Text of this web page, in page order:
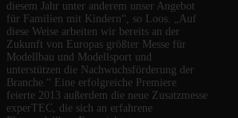
diesem Jahr unter anderem unser Angebot
für Familien mit Kindern“, so Loos. „Auf
diese Weise arbeiten wir bereits an der
Zukunft von Europas größter Messe für
Modellbau und Modellsport und
unterstützen die Nachwuchsförderung der
Branche.“ Eine erfolgreiche Premiere
feierte 2013 außerdem die neue Zusatzmesse
experTEC, die sich an erfahrene